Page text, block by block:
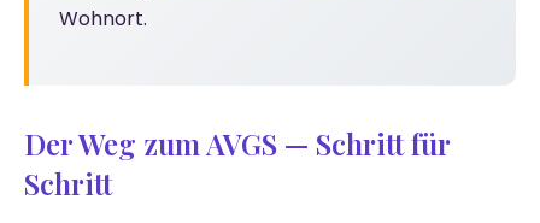
Wohnort.
Der Weg zum AVGS — Schritt für
Schritt